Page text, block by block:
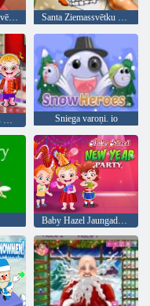
InstaGirls Ziemassvētku saģērbt Santa Ziemassvētku krāsošana
Sniega varoņi. io
Baby Hazel Jaungada ballīte